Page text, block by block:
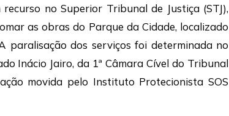
no Superior Tribunal de Justiça (STJ),
as obras do Parque da Cidade, localizado
dos serviços foi determinada no
Inácio Jairo, da 1ª Câmara Cível do Tribunal
movida pelo Instituto Protecionista SOS